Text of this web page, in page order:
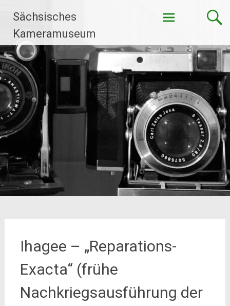
Inhalt
springen
Sächsisches
Kameramuseum
Ihagee – „Reparations-
Exacta“ (frühe
Nachkriegsausführung der